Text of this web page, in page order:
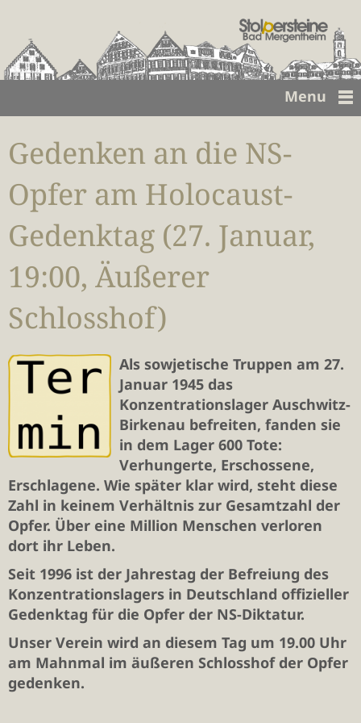
Menu
Gedenken an die NS-
Opfer am Holocaust-
Gedenktag (27. Januar,
19:00, Äußerer
Schlosshof)
Als sowjetische Truppen am 27.
Januar 1945 das
Konzentrationslager Auschwitz-
Birkenau befreiten, fanden sie
in dem Lager 600 Tote:
Verhungerte, Erschossene,
Erschlagene. Wie später klar wird, steht diese
Zahl in keinem Verhältnis zur Gesamtzahl der
Opfer. Über eine Million Menschen verloren
dort ihr Leben.
Seit 1996 ist der Jahrestag der Befreiung des
Konzentrationslagers in Deutschland offizieller
Gedenktag für die Opfer der NS-Diktatur.
Unser Verein wird an diesem Tag um 19.00 Uhr
am Mahnmal im äußeren Schlosshof der Opfer
gedenken.